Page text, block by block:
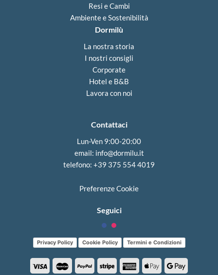
Resi e Cambi
Ambiente e Sostenibilità
Dormilù
La nostra storia
I nostri consigli
Corporate
Hotel e B&B
Lavora con noi
Contattaci
Lun-Ven 9:00-20:00
email: info@dormilu.it
telefono: ‪+39 375 554 4019‬
Preferenze Cookie
Seguici
Privacy Policy Cookie Policy Termini e Condizioni